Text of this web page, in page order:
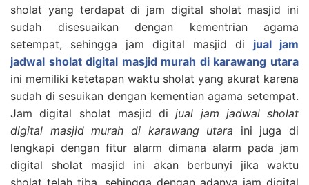
sholat yang terdapat di jam digital sholat masjid ini
sudah disesuaikan dengan kementrian agama
setempat, sehingga jam digital masjid di jual jam
jadwal sholat digital masjid murah di karawang utara
ini memiliki ketetapan waktu sholat yang akurat karena
sudah di sesuikan dengan kementian agama setempat.
Jam digital sholat masjid dijual jam jadwal sholat
digital masjid murah di karawang utara ini juga di
lengkapi dengan fitur alarm dimana alarm pada jam
digital sholat masjid ini akan berbunyi jika waktu
sholat telah tiba, sehingga dengan adanya jam digital